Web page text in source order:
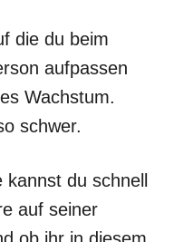
die du beim
aufpassen
Wachstum.
schwer.
du schnell
auf seiner